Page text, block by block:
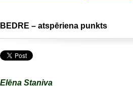
BEDRE – atspēriena punkts
Elēna Staniva